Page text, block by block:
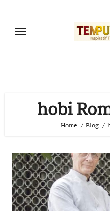
content
hobi
Home Blog